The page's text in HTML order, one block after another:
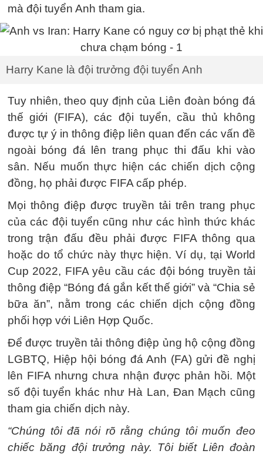
mà đội tuyển Anh tham gia.
Harry Kane là đội trưởng đội tuyển Anh
Tuy nhiên, theo quy định của Liên đoàn bóng đá
thế giới (FIFA), các đội tuyển, cầu thủ không
được tự ý in thông điệp liên quan đến các vấn đề
ngoài bóng đá lên trang phục thi đấu khi vào
sân. Nếu muốn thực hiện các chiến dịch cộng
đồng, họ phải được FIFA cấp phép.
Mọi thông điệp được truyền tải trên trang phục
của các đội tuyển cũng như các hình thức khác
trong trận đấu đều phải được FIFA thông qua
hoặc do tổ chức này thực hiện. Ví dụ, tại World
Cup 2022, FIFA yêu cầu các đội bóng truyền tải
thông điệp “Bóng đá gắn kết thế giới” và “Chia sẻ
bữa ăn”, nằm trong các chiến dịch cộng đồng
phối hợp với Liên Hợp Quốc.
Để được truyền tải thông điệp ủng hộ cộng đồng
LGBTQ, Hiệp hội bóng đá Anh (FA) gửi đề nghị
lên FIFA nhưng chưa nhận được phản hồi. Một
số đội tuyển khác như Hà Lan, Đan Mạch cũng
tham gia chiến dịch này.
“Chúng tôi đã nói rõ rằng chúng tôi muốn đeo
chiếc băng đội trưởng này. Tôi biết Liên đoàn